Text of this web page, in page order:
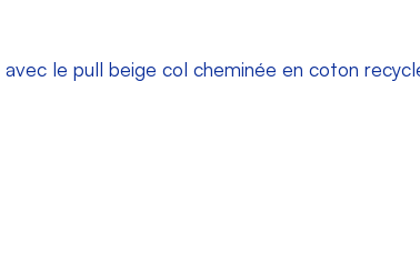
avec le pull beige col cheminée en coton